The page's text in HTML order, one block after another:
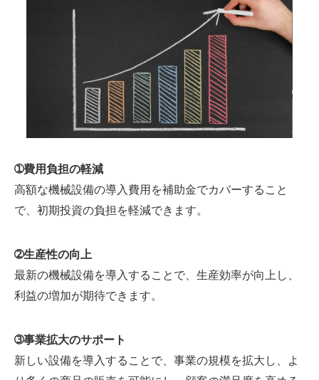
➀費用負担の軽減
高額な機械設備の導入費用を補助金でカバーすること
で、初期投資の負担を軽減できます。
➁生産性の向上
最新の機械設備を導入することで、生産効率が向上し、
利益の増加が期待できます。
➂事業拡大のサポート
新しい設備を導入することで、事業の規模を拡大し、よ